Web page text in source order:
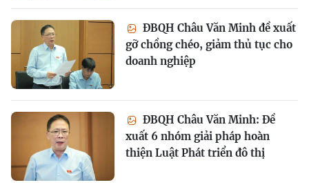
ĐBQH Châu Văn Minh đề xuất
gỡ chồng chéo, giảm thủ tục cho
doanh nghiệp
ĐBQH Châu Văn Minh: Đề
xuất 6 nhóm giải pháp hoàn
thiện Luật Phát triển đô thị